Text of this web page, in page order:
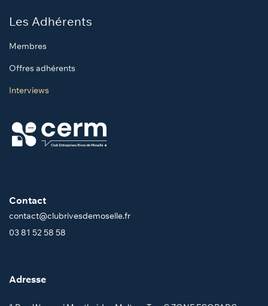
Les Adhérents
Membres
Offres adhérents
Interviews
Contact
contact@clubrivesdemoselle.fr
03 81 52 58 58
Adresse